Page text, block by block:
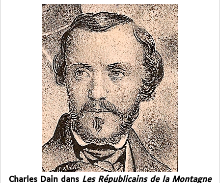
Charles Dain dans Les Républicains de la Montagne